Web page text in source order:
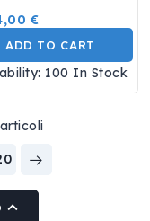
€
ADD TO CART
100 In Stock
